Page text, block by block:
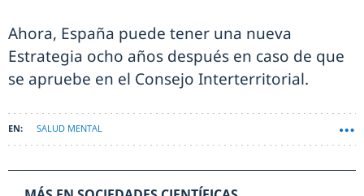
Ahora, España puede tener una nueva
Estrategia ocho años después en caso de que
se apruebe en el Consejo Interterritorial.
SALUD MENTAL